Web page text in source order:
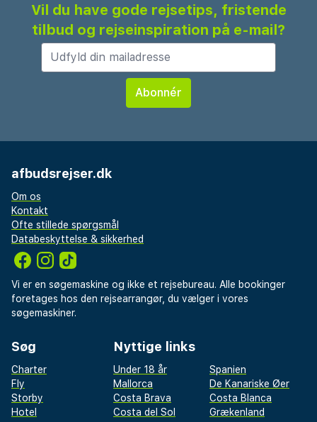
Vil du have gode rejsetips, fristende
tilbud og rejseinspiration på e-mail?
afbudsrejser.dk
Om os
Kontakt
Ofte stillede spørgsmål
Databeskyttelse & sikkerhed
Vi er en søgemaskine og ikke et rejsebureau. Alle bookinger
foretages hos den rejsearrangør, du vælger i vores
søgemaskiner.
Søg
Charter
Fly
Storby
Hotel
Nyttige links
Under 18 år
Spanien
Mallorca
De Kanariske Øer
Costa Brava
Costa Blanca
Costa del Sol
Grækenland